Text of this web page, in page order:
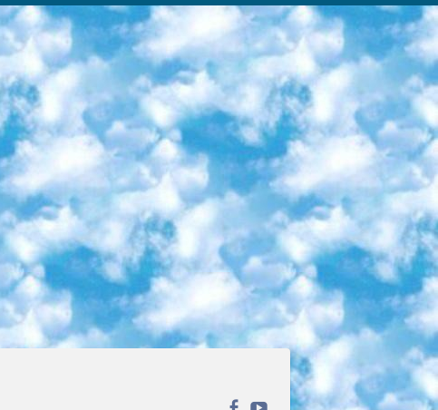
этом вузе. Каталог материалов разбит на четыре категории: «Оптические системы и технологии», «Приборостроение и робототехника», «Информационные технологии» и «Биотехнологии». Курсы состоят из видеолекций, интерактивных демонстраций и заданий. 5. «КиберЛенинка» Электронная научная библиотека открытого доступа. Каталог площадки регулярно обрастает текстами статей из различных научных изданий. Сгруппированные по журналам и рубрикам публикации можно читать онлайн или скачивать целиком в PDF-формате. Проект нацелен на популяризацию науки за счёт открытого доступа к качественной информации. 6. «ПостНаука» На этом ресурсе публикуют подборки видеолекций, составленные экспертами из разных отраслей и объединённые общими темами. Среди них, к примеру, есть серии «Биоинформатика и геномика», «Культура средневековой Скандинавии» и Cinema Studies о теории кино. Каждая подборка лекций — логически связанная история, рассказанная экспертом от первого лица. Кроме того, на сайте появляются научно-образовательные статьи и тесты на разные темы. 7. «Newочём» Команда проекта «Newочём» отбирает самые интересные тексты из англоязычных СМИ и переводит те из них, за которые голосуют участники сообщества «ВКонтакте». По большей части это научно-популярные статьи. Редакторы придумывают лишь заголовки, в остальном содержание переводов соответствует оригиналам. Полные тексты можно читать прямо в социальной сети. 8. InternetUrok Онлайн-база материалов по основным дисциплинам школьной программы. Информация на сайте структурирована по классам, предметам и темам (урокам). Каждый урок состоит из видеолекций и конспектов. Есть также интерактивные тренажёры и тесты для закрепления пройденного материала. Даже если вы давно окончили школу, возможность повторить программу старших классов всегда может пригодиться. 9. Edutainme Ещё один ресурс об образовании. В отличие от Newtonew, как мне кажется, Edutainme больше ориентируется на представителей индустрии: педагогов, предпринимателей, разработчиков образовательных проектов. Но и любой, кто просто стремится к саморазвитию, найдёт на сайте много полезного и интересного для себя. Например, информацию о новых курсах и образовательных сервисах. 10. Newtonew Онлайн-медиа об образовании и обучении в широком смысле. Авторы Newtonew пишут об инструментах, заведениях, тактиках и стратегиях, которые помогают учить других и получать новые знания самостоятельно. На этой площадке вы найдёте новости, обзоры, аналитические мат